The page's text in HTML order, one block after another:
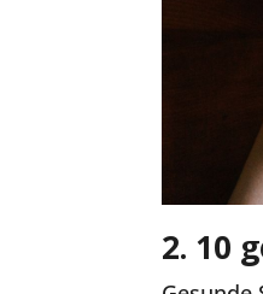
2. 10